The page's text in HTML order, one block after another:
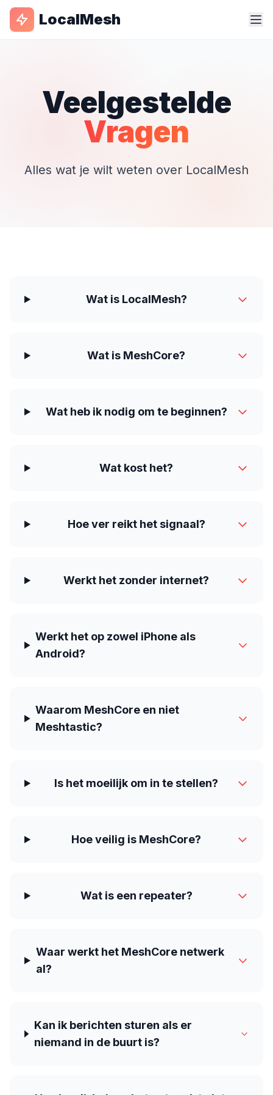
LocalMesh
Veelgestelde
Vragen
Alles wat je wilt weten over LocalMesh
Wat is LocalMesh?
Wat is MeshCore?
Wat heb ik nodig om te beginnen?
Wat kost het?
Hoe ver reikt het signaal?
Werkt het zonder internet?
Werkt het op zowel iPhone als
Android?
Waarom MeshCore en niet
Meshtastic?
Is het moeilijk om in te stellen?
Hoe veilig is MeshCore?
Wat is een repeater?
Waar werkt het MeshCore netwerk
al?
Kan ik berichten sturen als er
niemand in de buurt is?